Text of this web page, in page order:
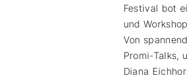
Festival bot
und
Von
Promi-Talks,
Diana